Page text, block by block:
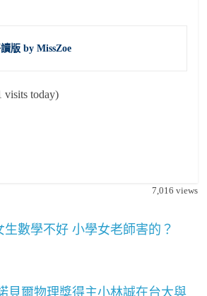
版 by MissZoe
visits today)
7,016 views
生數學不好 小學女老師害的？
貝爾物理獎得主小林誠在台大與